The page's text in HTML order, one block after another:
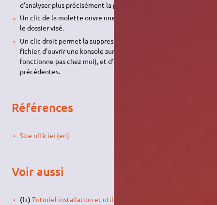
d'analyser plus précisément la partie cliquée.
Un clic de la molette ouvre une instance de Konqueror dans
le dossier visé.
Un clic droit permet la suppression du répertoire ou du
fichier, d'ouvrir une konsole sur le dossier visé (ne
fonctionne pas chez moi), et d'effectuer les deux tâches
précédentes.
Références
Site officiel (en)
Voir aussi
(fr) Tutoriel installation et utilisation de Filelight